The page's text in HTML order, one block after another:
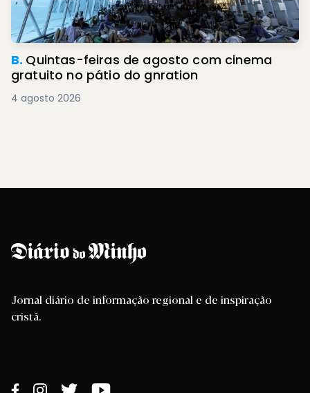
B. Quintas-feiras de agosto com cinema
gratuito no pátio do gnration
4 agosto 2026
Jornal diário de informação regional e de inspiração
cristã.